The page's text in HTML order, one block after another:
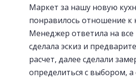
Маркет за нашу новую
понравилось отношение к
Менеджер ответила на все
сделала эскиз и
расчет, далее сделали
определиться с выбором,